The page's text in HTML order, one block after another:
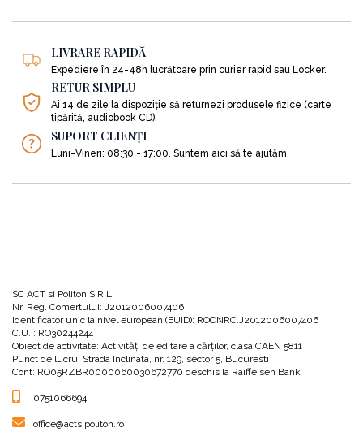
LIVRARE RAPIDĂ
Expediere în 24-48h lucrătoare prin curier rapid sau Locker.
RETUR SIMPLU
Ai 14 de zile la dispoziție să returnezi produsele fizice (carte
tipărită, audiobook CD).
SUPORT CLIENȚI
Luni-Vineri: 08:30 - 17:00. Suntem aici să te ajutăm.
SC ACT si Politon S.R.L
Nr. Reg. Comertului: J2012006007406
Identificator unic la nivel european (EUID): ROONRC.J2012006007406
C.U.I: RO30244244
Obiect de activitate: Activităţi de editare a cărţilor, clasa CAEN 5811
Punct de lucru: Strada Inclinata, nr. 129, sector 5, Bucuresti
Cont: RO05RZBR0000060030672770 deschis la Raiffeisen Bank
0751066694
office@actsipoliton.ro